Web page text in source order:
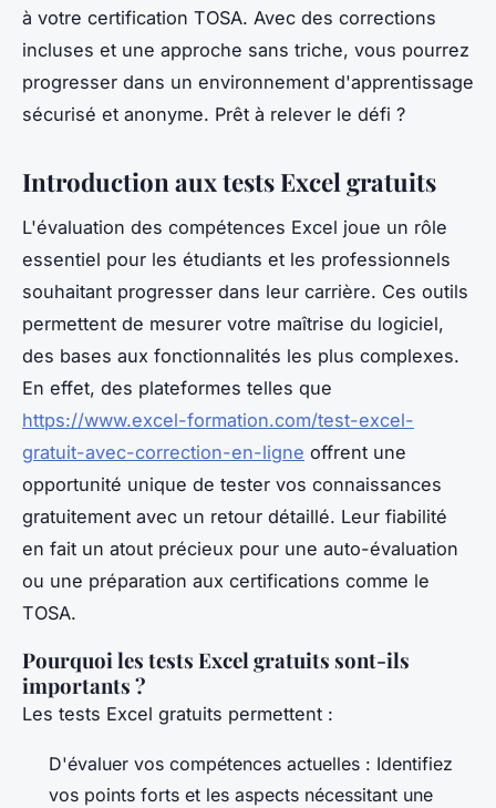
à votre certification TOSA. Avec des corrections
incluses et une approche sans triche, vous pourrez
progresser dans un environnement d'apprentissage
sécurisé et anonyme. Prêt à relever le défi ?
Introduction aux tests Excel gratuits
L'évaluation des compétences Excel joue un rôle
essentiel pour les étudiants et les professionnels
souhaitant progresser dans leur carrière. Ces outils
permettent de mesurer votre maîtrise du logiciel,
des bases aux fonctionnalités les plus complexes.
En effet, des plateformes telles que
https://www.excel-formation.com/test-excel-
gratuit-avec-correction-en-ligne offrent une
opportunité unique de tester vos connaissances
gratuitement avec un retour détaillé. Leur fiabilité
en fait un atout précieux pour une auto-évaluation
ou une préparation aux certifications comme le
TOSA.
Pourquoi les tests Excel gratuits sont-ils
importants ?
Les tests Excel gratuits permettent :
D'évaluer vos compétences actuelles : Identifiez
vos points forts et les aspects nécessitant une